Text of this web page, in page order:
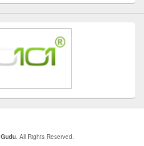
Gudu. All Rights Reserved.